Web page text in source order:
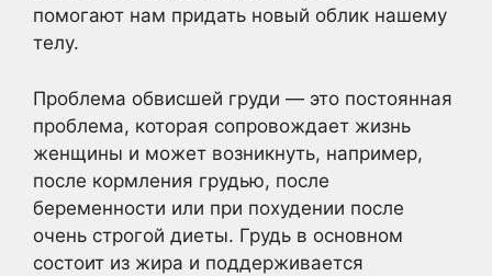
помогают нам придать новый облик нашему
телу.
Проблема обвисшей груди — это постоянная
проблема, которая сопровождает жизнь
женщины и может возникнуть, например,
после кормления грудью, после
беременности или при похудении после
очень строгой диеты. Грудь в основном
состоит из жира и поддерживается